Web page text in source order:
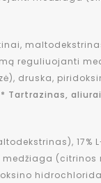
reguliuojanti
druska,
Tartrazinas,
17%
(citrinos